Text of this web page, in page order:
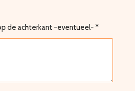
de achterkant -eventueel- *